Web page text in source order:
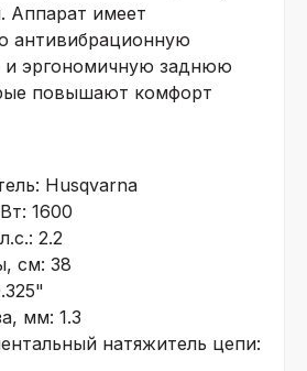
Аппарат имеет
антивибрационную
и эргономичную заднюю
повышают комфорт
Husqvarna
1600
2.2
см: 38
мм: 1.3
натяжитель цепи: